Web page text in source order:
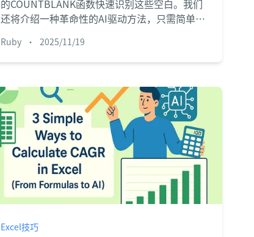
的COUNTBLANK函数快速识别这些空白。我们
还将介绍一种革命性的AI驱动方法，只需简单提
Ruby • 2025/11/19
Excel技巧